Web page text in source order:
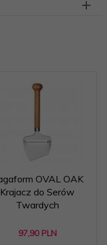
OVAL OAK
Krajacz do Serów
Twardych
97,90 PLN